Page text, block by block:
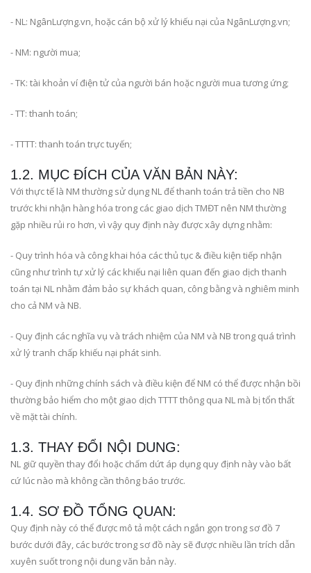
- NL: NgânLượng.vn, hoặc cán bộ xử lý khiếu nại của NgânLượng.vn;
- NM: người mua;
- TK: tài khoản ví điện tử của người bán hoặc người mua tương ứng;
- TT: thanh toán;
- TTTT: thanh toán trực tuyến;
1.2. MỤC ĐÍCH CỦA VĂN BẢN NÀY:
Với thực tế là NM thường sử dụng NL để thanh toán trả tiền cho NB
trước khi nhận hàng hóa trong các giao dịch TMĐT nên NM thường
gặp nhiều rủi ro hơn, vì vậy quy định này được xây dựng nhằm:
- Quy trình hóa và công khai hóa các thủ tục & điều kiện tiếp nhận
cũng như trình tự xử lý các khiếu nại liên quan đến giao dịch thanh
toán tại NL nhằm đảm bảo sự khách quan, công bằng và nghiêm minh
cho cả NM và NB.
- Quy định các nghĩa vụ và trách nhiệm của NM và NB trong quá trình
xử lý tranh chấp khiếu nại phát sinh.
- Quy định những chính sách và điều kiện để NM có thể được nhận bồi
thường bảo hiểm cho một giao dịch TTTT thông qua NL mà bị tổn thất
về mặt tài chính.
1.3. THAY ĐỔI NỘI DUNG:
NL giữ quyền thay đổi hoặc chấm dứt áp dụng quy định này vào bất
cứ lúc nào mà không cần thông báo trước.
1.4. SƠ ĐỒ TỔNG QUAN:
Quy định này có thể được mô tả một cách ngắn gọn trong sơ đồ 7
bước dưới đây, các bước trong sơ đồ này sẽ được nhiều lần trích dẫn
xuyên suốt trong nội dung văn bản này.